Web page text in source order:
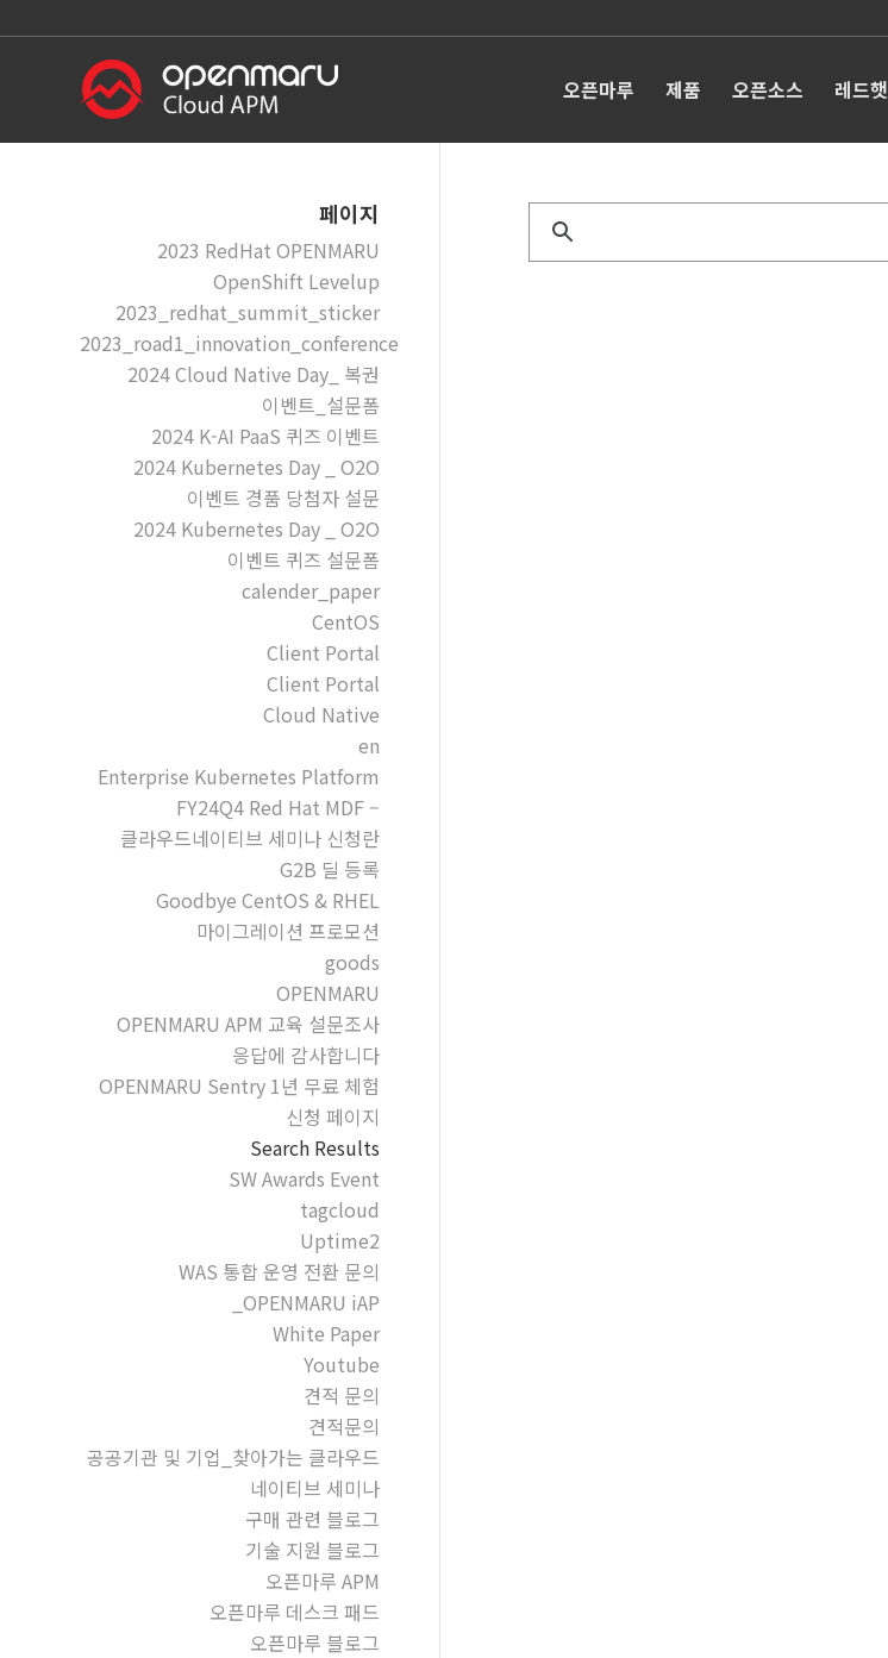
오픈마루 제품 오픈소스 레드햇
페이지
2023 RedHat OPENMARU
OpenShift Levelup
2023_redhat_summit_sticker
2023_road1_innovation_conference
2024 Cloud Native Day_ 복권
이벤트_설문폼
2024 K-AI PaaS 퀴즈 이벤트
2024 Kubernetes Day _ O2O
이벤트 경품 당첨자 설문
2024 Kubernetes Day _ O2O
이벤트 퀴즈 설문폼
calender_paper
CentOS
Client Portal
Client Portal
Cloud Native
en
Enterprise Kubernetes Platform
FY24Q4 Red Hat MDF –
클라우드네이티브 세미나 신청란
G2B 딜 등록
Goodbye CentOS & RHEL
마이그레이션 프로모션
goods
OPENMARU
OPENMARU APM 교육 설문조사
응답에 감사합니다
OPENMARU Sentry 1년 무료 체험
신청 페이지
Search Results
SW Awards Event
tagcloud
Uptime2
WAS 통합 운영 전환 문의
_OPENMARU iAP
White Paper
Youtube
견적 문의
견적문의
공공기관 및 기업_찾아가는 클라우드
네이티브 세미나
구매 관련 블로그
기술 지원 블로그
오픈마루 APM
오픈마루 데스크 패드
오픈마루 블로그